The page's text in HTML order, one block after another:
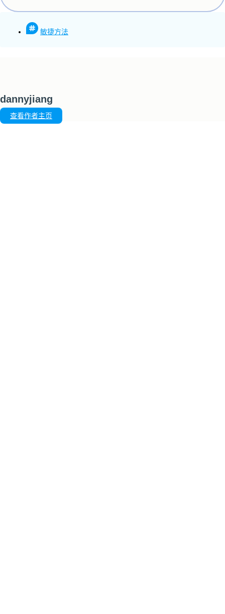
敏捷方法
dannyjiang
查看作者主页